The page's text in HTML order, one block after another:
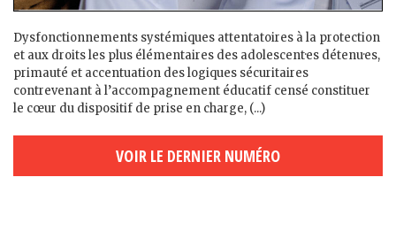
Dysfonctionnements systémiques attentatoires à la protection
et aux droits les plus élémentaires des adolescent·es détenu·es,
primauté et accentuation des logiques sécuritaires
contrevenant à l’accompagnement éducatif censé constituer
le cœur du dispositif de prise en charge, (...)
VOIR LE DERNIER NUMÉRO